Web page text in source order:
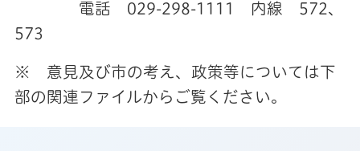
電話 029-298-1111 内線 572、
573
※ 意見及び市の考え、政策等については下
部の関連ファイルからご覧ください。